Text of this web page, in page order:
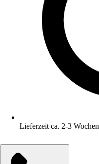
Lieferzeit ca. 2-3 Wochen